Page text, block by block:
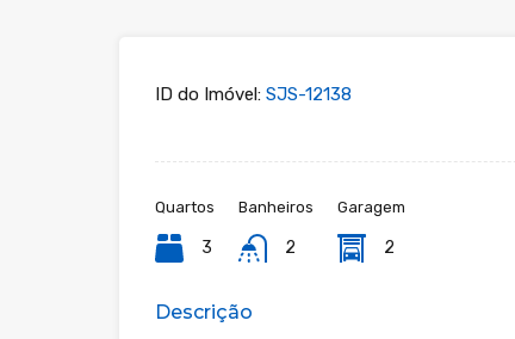
ID do Imóvel: SJS-12138
Quartos
3
Banheiros
2
Garagem
2
Descrição